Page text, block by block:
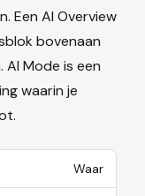
Een AI Overview
bovenaan
Mode is een
waarin je
Waar